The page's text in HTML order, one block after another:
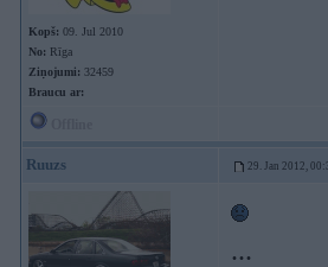
Kopš: 09. Jul 2010
No: Rīga
Ziņojumi: 32459
Braucu ar:
Ruuzs 29. Jan 2012,
...